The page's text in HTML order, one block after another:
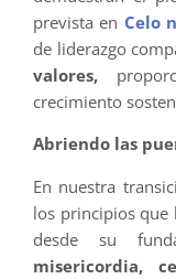
prevista en Celo
de liderazgo
valores,
crecimiento
Abriendo las
En nuestra
los principios que
desde su
misericordia,